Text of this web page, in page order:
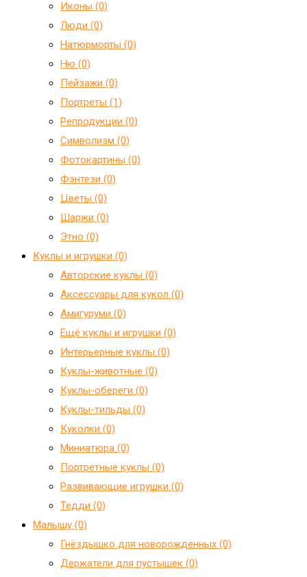
Иконы (0)
Люди (0)
Натюрморты (0)
Ню (0)
Пейзажи (0)
Портреты (1)
Репродукции (0)
Символизм (0)
Фотокартины (0)
Фэнтези (0)
Цветы (0)
Шаржи (0)
Этно (0)
Куклы и игрушки (0)
Авторские куклы (0)
Аксессуары для кукол (0)
Амигуруми (0)
Ещё куклы и игрушки (0)
Интерьерные куклы (0)
Куклы-животные (0)
Куклы-обереги (0)
Куклы-тильды (0)
Куколки (0)
Миниатюра (0)
Портретные куклы (0)
Развивающие игрушки (0)
Тедди (0)
Малышу (0)
Гнёздышко для новорожденных (0)
Держатели для пустышек (0)